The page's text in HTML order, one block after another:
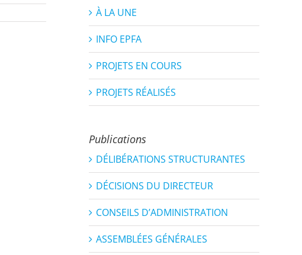
À LA UNE
INFO EPFA
PROJETS EN COURS
PROJETS RÉALISÉS
Publications
DÉLIBÉRATIONS STRUCTURANTES
DÉCISIONS DU DIRECTEUR
CONSEILS D’ADMINISTRATION
ASSEMBLÉES GÉNÉRALES